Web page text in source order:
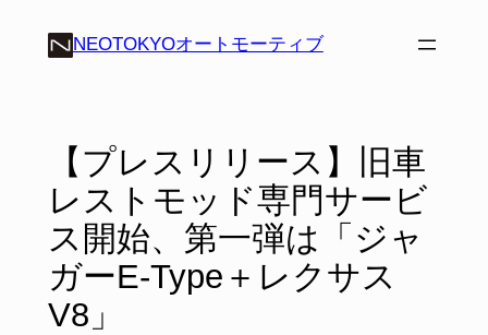
NEOTOKYOオートモーティブ
【プレスリリース】旧車
レストモッド専門サービ
ス開始、第⼀弾は「ジャ
ガーE‑Type＋レクサス
V8」